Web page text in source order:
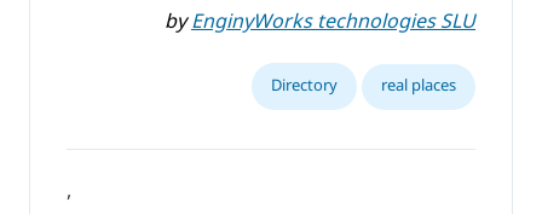
byEnginyWorks technologies SLU
real places
Directory
,